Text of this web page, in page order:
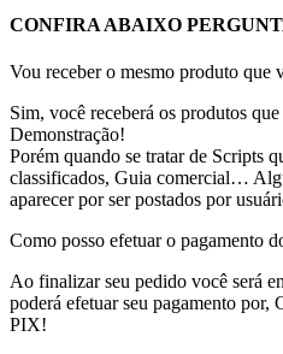
CONFIRA ABAIXO
Vou receber o mesmo produto que
Sim, você receberá os produtos
Demonstração!
Porém quando se tratar de Scripts
classificados, Guia comercial…
aparecer por ser postados por
Como posso efetuar o pagamento
Ao finalizar seu pedido você será
poderá efetuar seu pagamento por,
PIX!